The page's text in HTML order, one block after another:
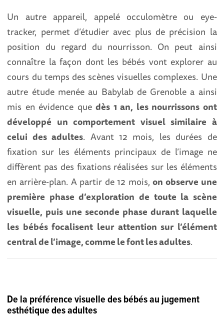
Un autre appareil, appelé occulomètre ou eye-
tracker, permet d’étudier avec plus de précision la
position du regard du nourrisson. On peut ainsi
connaître la façon dont les bébés vont explorer au
cours du temps des scènes visuelles complexes. Une
autre étude menée au Babylab de Grenoble a ainsi
mis en évidence quedès 1 an, les nourrissons ont
développé un comportement visuel similaire à
celui des adultes. Avant 12 mois, les durées de
fixation sur les éléments principaux de l’image ne
diffèrent pas des fixations réalisées sur les éléments
en arrière-plan. A partir de 12 mois,on observe une
première phase d’exploration de toute la scène
visuelle, puis une seconde phase durant laquelle
les bébés focalisent leur attention sur l’élément
central de l’image, comme le font les adultes.
De la préférence visuelle des bébés au jugement
esthétique des adultes